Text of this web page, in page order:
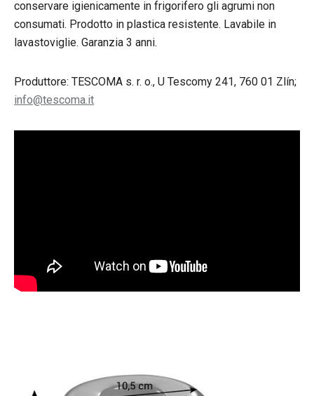
conservare igienicamente in frigorifero gli agrumi non
consumati. Prodotto in plastica resistente. Lavabile in
lavastoviglie. Garanzia 3 anni.
Produttore: TESCOMA s. r. o., U Tescomy 241, 760 01 Zlín;
info@tescoma.it